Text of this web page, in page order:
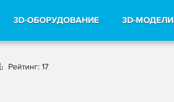
3D-ОБОРУДОВАНИЕ 3D-МОДЕЛИ
Рейтинг: 17